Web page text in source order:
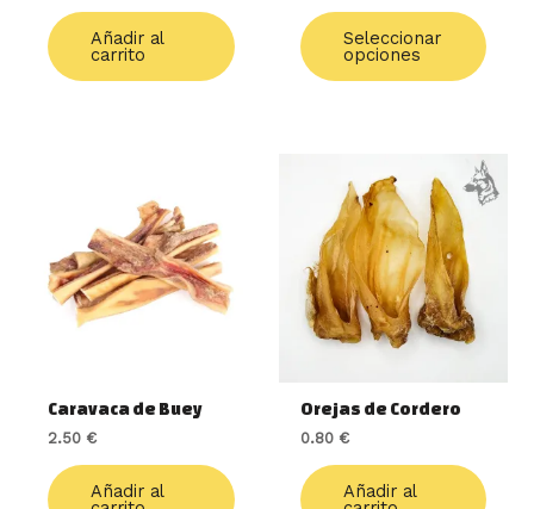
Añadir al
carrito
Seleccionar
opciones
Caravaca de Buey
2.50 €
Añadir al
Orejas de Cordero
0.80 €
Añadir al